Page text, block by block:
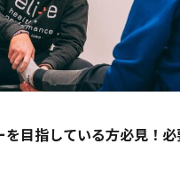
を目指している方必見！